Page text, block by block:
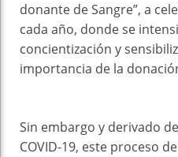
donante de Sangre”, a
cada año, donde se
concientización y
importancia de la
Sin embargo y derivado
COVID-19, este proceso